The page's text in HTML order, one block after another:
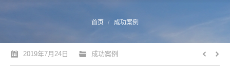
首页 成功案例
2019年7月24日 成功案例